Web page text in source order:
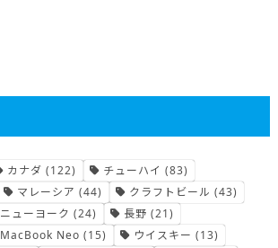
カナダ (122) チューハイ (83)
マレーシア (44) クラフトビール (43)
ニューヨーク (24) 長野 (21)
MacBook Neo (15) ウイスキー (13)